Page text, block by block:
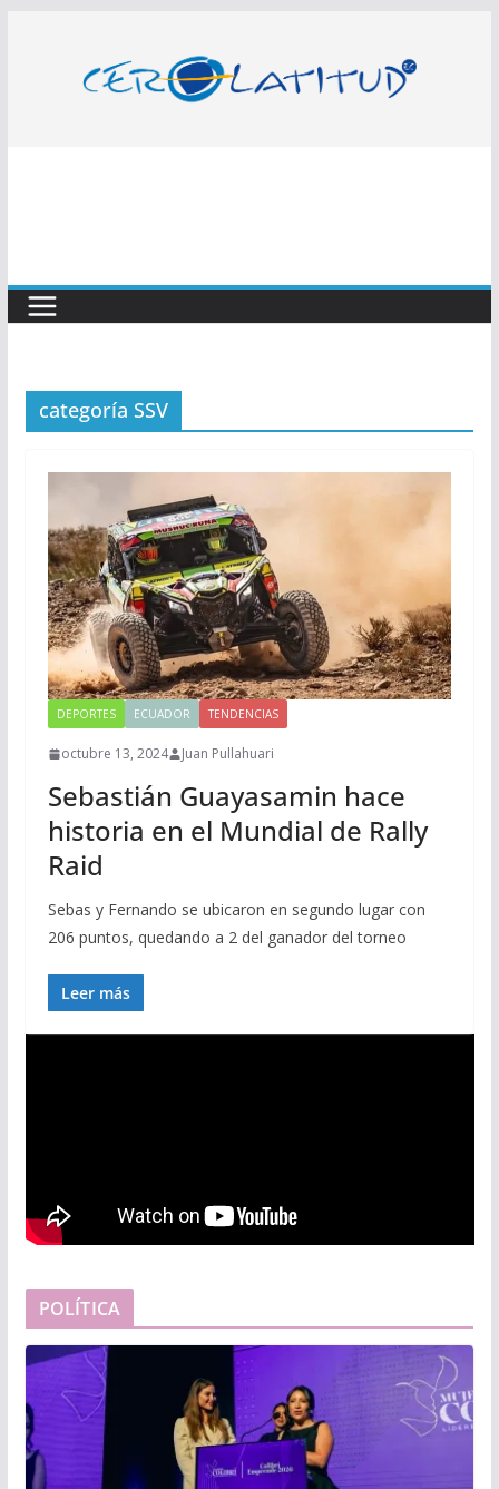
contenido
categoría SSV
DEPORTES ECUADOR TENDENCIAS
octubre 13, 2024 Juan Pullahuari
Sebastián Guayasamin hace
historia en el Mundial de Rally
Raid
Sebas y Fernando se ubicaron en segundo lugar con
206 puntos, quedando a 2 del ganador del torneo
Leer más
POLÍTICA